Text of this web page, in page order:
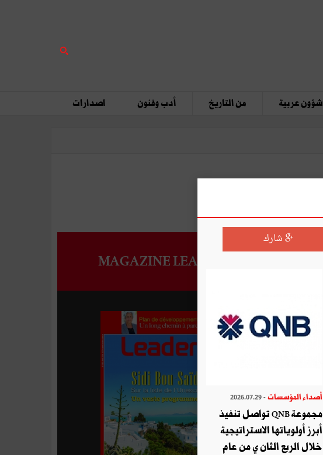
شؤون عربية من التاريخ أدب وفنون اصدارات
MAGAZINE LEADERS
شارك
أصداء المؤسسات- 2026.07.29
مجموعة QNB تواصل تنفيذ
أبرز أولوياتها الاستراتيجية
خلال الربع الثان ي من عام